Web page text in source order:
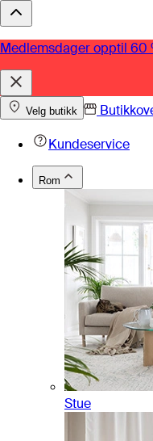
Medlemsdager opptil
Velg butikk
Kundeservice
Rom
Stue